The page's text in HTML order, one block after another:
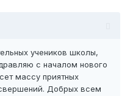
учеников школы,
с началом нового
массу приятных
Добрых всем